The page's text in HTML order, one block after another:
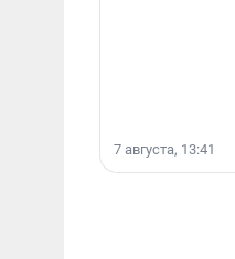
7 августа, 13:41